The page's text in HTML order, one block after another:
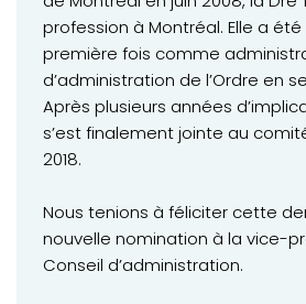
profession à Montréal. Elle a
première fois comme
d’administration de l’Ordre en
Après plusieurs années
s’est finalement jointe au
2018.
Nous tenions à féliciter cette
nouvelle nomination à la vice-
Conseil d’administration.